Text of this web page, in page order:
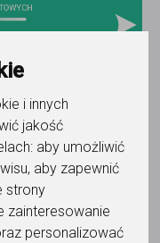
i innych
jakość
aby umożliwić
, aby zapewnić
strony
zainteresowanie
personalizować